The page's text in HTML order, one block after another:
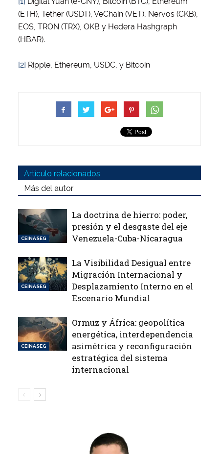
(ETH), Tether (USDT), VeChain (VET), Nervos (CKB),
EOS, TRON (TRX), OKB y Hedera Hashgraph
(HBAR).
[2] Ripple, Ethereum, USDC, y Bitcoin
Artículo relacionados
Más del autor
CEINASEG
La doctrina de hierro: poder,
presión y el desgaste del eje
Venezuela-Cuba-Nicaragua
CEINASEG
La Visibilidad Desigual entre
Migración Internacional y
Desplazamiento Interno en el
Escenario Mundial
CEINASEG
Ormuz y África: geopolítica
energética, interdependencia
asimétrica y reconfiguración
estratégica del sistema
internacional